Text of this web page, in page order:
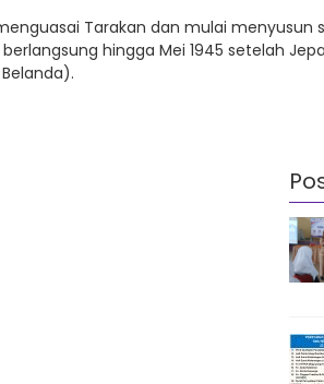
Tarakan dan mulai menyusun
hingga Mei 1945 setelah